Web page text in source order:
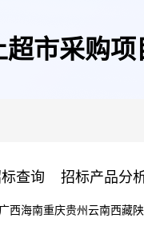
市采购
查询 招标产品分
广西海南重庆贵州 云南西藏